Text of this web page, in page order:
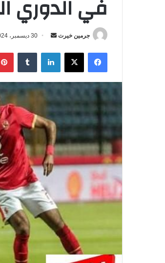
في الدوري
جرمين خيرت
س
ب
ي
د
ا
إ
ل
ك
ت
ر
و
ن
30 ديسمبر، 2024
فيسبوك ‫X لينكدإن